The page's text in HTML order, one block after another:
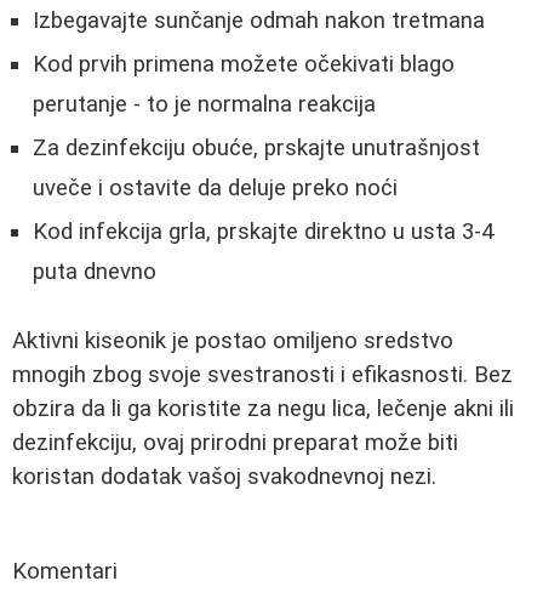
Izbegavajte sunčanje odmah nakon tretmana
Kod prvih primena možete očekivati blago
perutanje - to je normalna reakcija
Za dezinfekciju obuće, prskajte unutrašnjost
uveče i ostavite da deluje preko noći
Kod infekcija grla, prskajte direktno u usta 3-4
puta dnevno
Aktivni kiseonik je postao omiljeno sredstvo
mnogih zbog svoje svestranosti i efikasnosti. Bez
obzira da li ga koristite za negu lica, lečenje akni ili
dezinfekciju, ovaj prirodni preparat može biti
koristan dodatak vašoj svakodnevnoj nezi.
Komentari